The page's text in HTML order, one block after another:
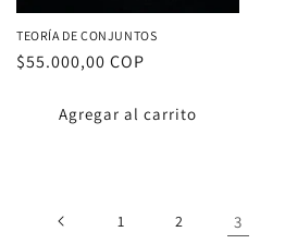
TEORÍA DE CONJUNTOS
Proveedor:
Precio
$55.000,00 COP
Agregar al carrito
1 2 3